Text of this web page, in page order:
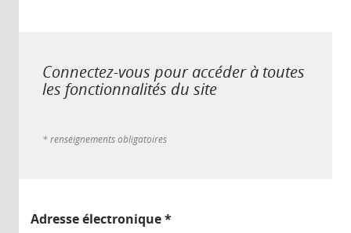
Connectez-vous pour accéder à toutes
les fonctionnalités du site
* renseignements obligatoires
Adresse électronique*